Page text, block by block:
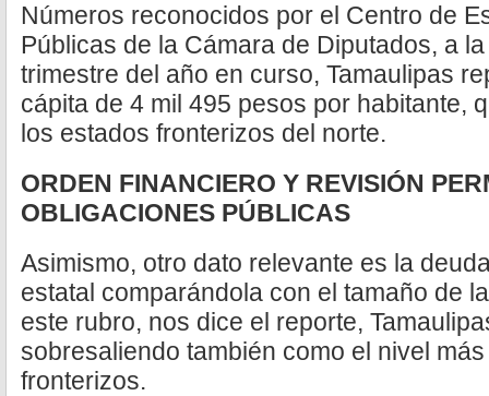
Números reconocidos por el Centro de
Públicas de la Cámara de Diputados, a
trimestre del año en curso, Tamaulipas
cápita de 4 mil 495 pesos por habitante,
los estados fronterizos del norte.
ORDEN FINANCIERO Y REVISIÓN
OBLIGACIONES PÚBLICAS
Asimismo, otro dato relevante es la
estatal comparándola con el tamaño de
este rubro, nos dice el reporte,
sobresaliendo también como el nivel
fronterizos.